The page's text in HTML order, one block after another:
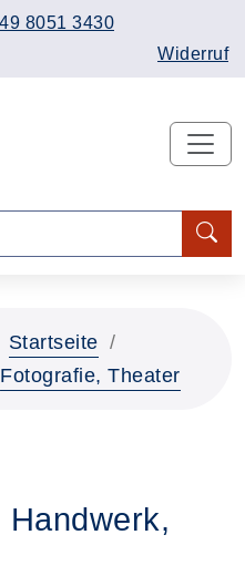
8051 3430
Widerruf
Startseite
Fotografie, Theater
Handwerk,